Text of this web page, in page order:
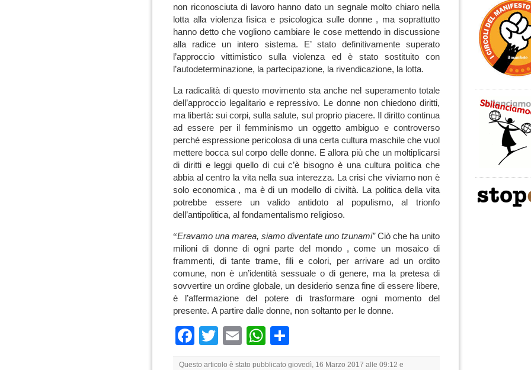
non riconosciuta di lavoro hanno dato un segnale molto chiaro nella
lotta alla violenza fisica e psicologica sulle donne , ma soprattutto
hanno detto che vogliono cambiare le cose mettendo in discussione
alla radice un intero sistema. E’ stato definitivamente superato
l’approccio vittimistico sulla violenza ed è stato sostituito con
l’autodeterminazione, la partecipazione, la rivendicazione, la lotta.
La radicalità di questo movimento sta anche nel superamento totale
dell’approccio legalitario e repressivo. Le donne non chiedono diritti,
ma libertà: sui corpi, sulla salute, sul proprio piacere. Il diritto continua
ad essere per il femminismo un oggetto ambiguo e controverso
perché espressione pericolosa di una certa cultura maschile che vuol
mettere bocca sul corpo delle donne. E allora più che un moltiplicarsi
di diritti e leggi quello di cui c’è bisogno è una cultura politica che
abbia al centro la vita nella sua interezza. La crisi che viviamo non è
solo economica , ma è di un modello di civiltà. La politica della vita
potrebbe essere un valido antidoto al populismo, al trionfo
dell’antipolitica, al fondamentalismo religioso.
“Eravamo una marea, siamo diventate uno tzunami”Ciò che ha unito
milioni di donne di ogni parte del mondo , come un mosaico di
frammenti, di tante trame, fili e colori, per arrivare ad un ordito
comune, non è un’identità sessuale o di genere, ma la pretesa di
sovvertire un ordine globale, un desiderio senza fine di essere libere,
è l’affermazione del potere di trasformare ogni momento del
presente. A partire dalle donne, non soltanto per le donne.
Facebook
TwitterEmailWhatsApp
Questo articolo è stato pubblicato giovedì, 16 Marzo 2017 alle 09:12 e